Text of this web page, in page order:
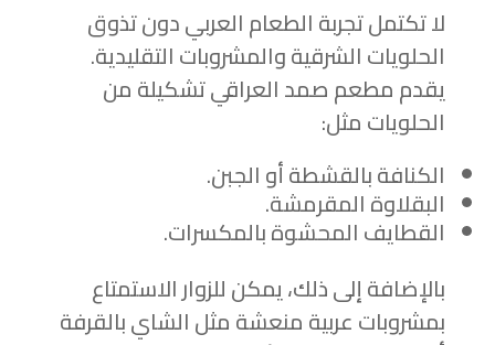
لا تكتمل تجربة الطعام العربي دون تذوق
الحلويات الشرقية والمشروبات التقليدية.
يقدم مطعم صمد العراقي تشكيلة من
الحلويات مثل:
الكنافة بالقشطة أو الجبن.
البقلاوة المقرمشة.
القطايف المحشوة بالمكسرات.
بالإضافة إلى ذلك، يمكن للزوار الاستمتاع
بمشروبات عربية منعشة مثل الشاي بالقرفة